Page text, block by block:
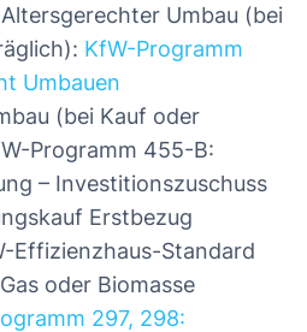
Umbau (bei
KfW-Programm
Umbauen
(bei Kauf oder
Programm 455-B:
– Investitionszuschuss
Erstbezug
Effizienzhaus-Standard
oder Biomasse
297, 298: